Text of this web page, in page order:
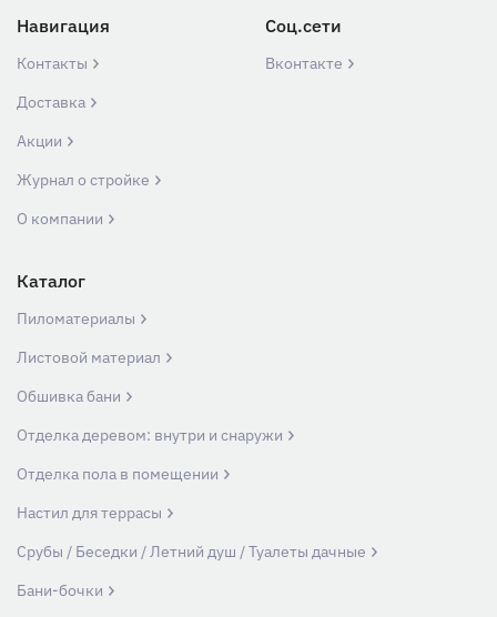
Навигация
Контакты
Доставка
Акции
Журнал о стройке
О компании
Соц.сети
Вконтакте
Каталог
Пиломатериалы
Листовой материал
Обшивка бани
Отделка деревом: внутри и снаружи
Отделка пола в помещении
Настил для террасы
Срубы / Беседки / Летний душ / Туалеты дачные
Бани-бочки